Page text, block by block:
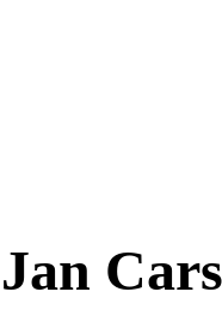
Jan